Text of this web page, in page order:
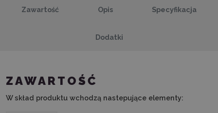
Zawartość Opis Specyfikacja
Dodatki
ZAWARTOŚĆ
W skład produktu wchodzą nastepujące elementy: